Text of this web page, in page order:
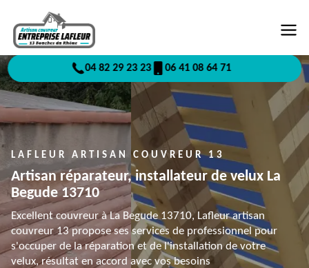
04 82 29 23 23 06 41 08 64 71
LAFLEUR ARTISAN COUVREUR 13
Artisan réparateur, installateur de velux La
Begude 13710
Excellent couvreur à La Begude 13710, Lafleur artisan
couvreur 13 propose ses services de professionnel pour
s'occuper de la réparation et de l'installation de votre
velux, résultat en accord avec vos besoins